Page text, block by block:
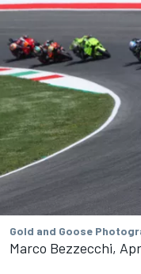
Gold and Goose
Marco Bezzecchi,